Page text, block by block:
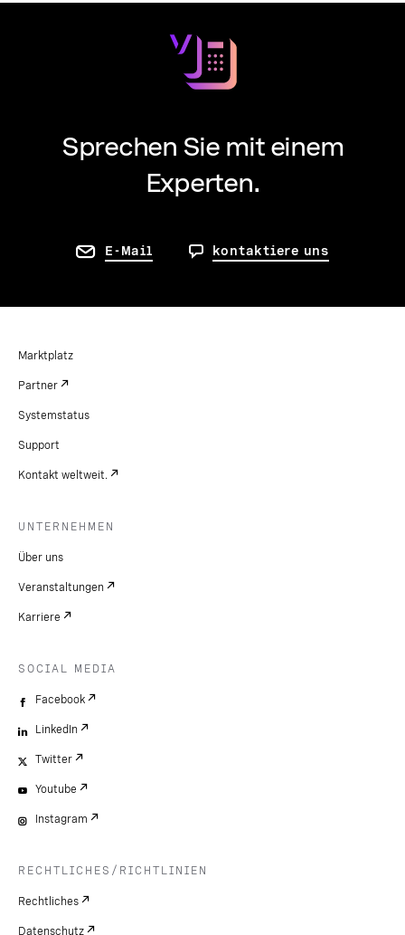
Sprechen Sie mit einem
Experten.
E-Mail kontaktiere uns
Marktplatz
Partner
Systemstatus
Support
Kontakt weltweit.
UNTERNEHMEN
Über uns
Veranstaltungen
Karriere
SOCIAL MEDIA
Facebook
LinkedIn
Twitter
Youtube
Instagram
RECHTLICHES/RICHTLINIEN
Rechtliches
Datenschutz